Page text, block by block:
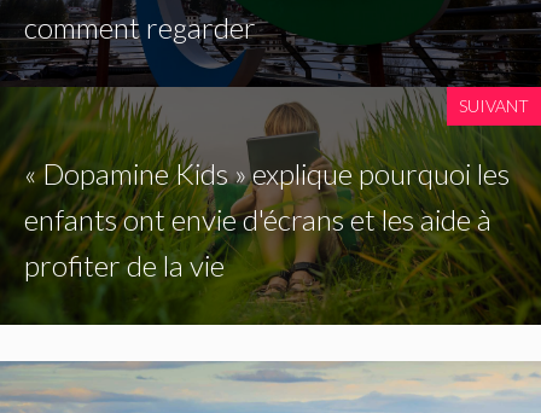
comment regarder
SUIVANT
« Dopamine Kids » explique pourquoi les
enfants ont envie d'écrans et les aide à
profiter de la vie